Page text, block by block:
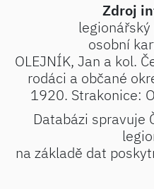
Zdroj
osobní
OLEJNÍK, Jan a kol.
rodáci a občané
1920. Strakonice:
Databázi spravuje
na základě dat